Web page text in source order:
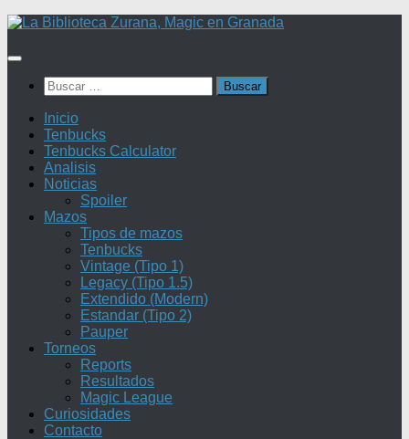
Saltar
contenido
Buscar:
Inicio
Tenbucks
Tenbucks Calculator
Analisis
Noticias
Spoiler
Mazos
Tipos de mazos
Tenbucks
Vintage (Tipo 1)
Legacy (Tipo 1.5)
Extendido (Modern)
Estandar (Tipo 2)
Pauper
Torneos
Reports
Resultados
Magic League
Curiosidades
Contacto